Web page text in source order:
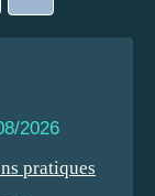
2026